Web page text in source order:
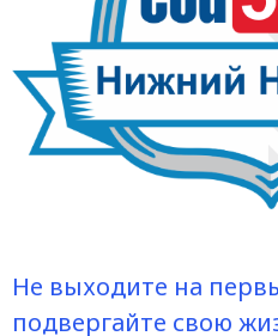
Не выходите на
подвергайте свою